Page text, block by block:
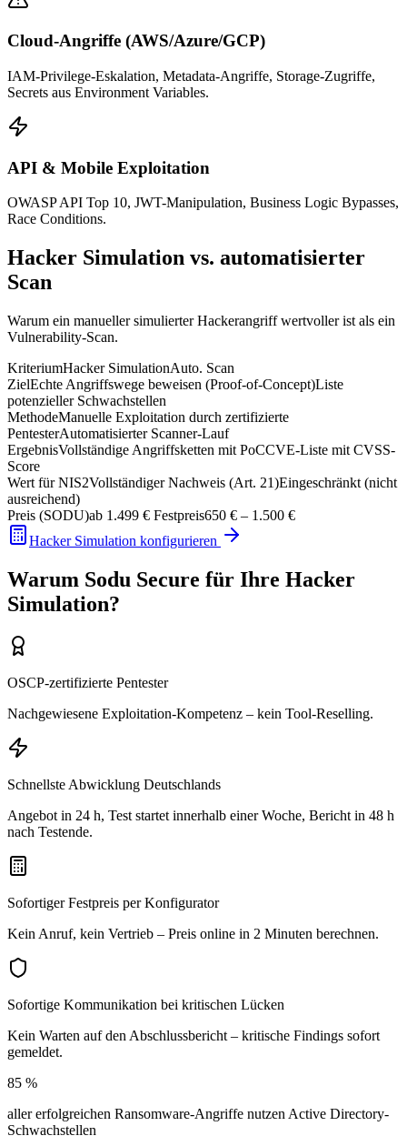
Cloud-Angriffe (AWS/Azure/GCP)
IAM-Privilege-Eskalation, Metadata-Angriffe, Storage-Zugriffe,
Secrets aus Environment Variables.
API & Mobile Exploitation
OWASP API Top 10, JWT-Manipulation, Business Logic Bypasses,
Race Conditions.
Hacker Simulation vs. automatisierter
Scan
Warum ein manueller simulierter Hackerangriff wertvoller ist als ein
Vulnerability-Scan.
KriteriumHacker SimulationAuto. Scan
ZielEchte Angriffswege beweisen (Proof-of-Concept)Liste
potenzieller Schwachstellen
MethodeManuelle Exploitation durch zertifizierte
PentesterAutomatisierter Scanner-Lauf
ErgebnisVollständige Angriffsketten mit PoCCVE-Liste mit CVSS-
Score
Wert für NIS2Vollständiger Nachweis (Art. 21)Eingeschränkt (nicht
ausreichend)
Preis (SODU)ab 1.499 € Festpreis650 € – 1.500 €
Hacker Simulation konfigurieren
Warum Sodu Secure für Ihre Hacker
Simulation?
OSCP-zertifizierte Pentester
Nachgewiesene Exploitation-Kompetenz – kein Tool-Reselling.
Schnellste Abwicklung Deutschlands
Angebot in 24 h, Test startet innerhalb einer Woche, Bericht in 48 h
nach Testende.
Sofortiger Festpreis per Konfigurator
Kein Anruf, kein Vertrieb – Preis online in 2 Minuten berechnen.
Sofortige Kommunikation bei kritischen Lücken
Kein Warten auf den Abschlussbericht – kritische Findings sofort
gemeldet.
85 %
aller erfolgreichen Ransomware-Angriffe nutzen Active Directory-
Schwachstellen